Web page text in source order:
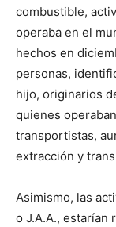
combustible,
operaba en el
hechos en
personas,
hijo, originarios
quienes
transportistas,
extracción y
Asimismo, las
o J.A.A., estarían